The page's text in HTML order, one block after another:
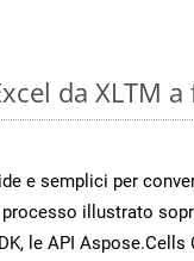
da XLTM
e semplici per
illustrato
le API Aspose.Cells